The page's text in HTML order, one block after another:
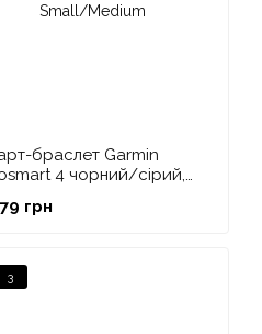
браслет Garmin
4 чорний/сірий,
грн
3